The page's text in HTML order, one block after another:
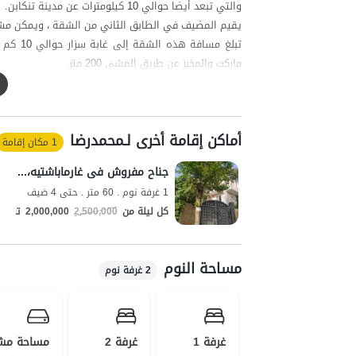
والتي تبعد أيضا حوالي 10 كيلومترات عن مدينة تنكابن.
يقيم المضيف في الطابق الثاني من الشقة ، ويمكن
ماركت والمخبز عن طريق المشي 200 متر.
تعد منطقة 2000 و 3000 من مناطق
والممتع يختار الكثير من السياح ومحبي الطبيعة
المنطقة.
تعد منطقة هزار 2003 من المناطق
السياح ومحبي الطبيعة سنويا نظرا لمناخها البارد والممتع.
أماكن إقامة أخرى لـمحمدرضا 1 مكان إقامة
جناح مفروش فی غارماباشتیه، تنکابن - الطابق الاول
1 غرفة نوم . 60 متر . حتى 4 ضيف
كل ليلة من 2,500,000
2,000,000 تومان
مساحة النوم 2 غرفة نوم
غرفة 1 غرفة 2 مساحة